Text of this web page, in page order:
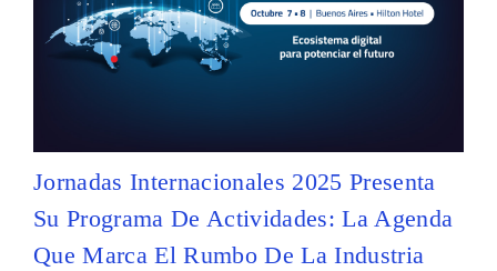
Jornadas Internacionales 2025 Presenta
Su Programa De Actividades: La Agenda
Que Marca El Rumbo De La Industria